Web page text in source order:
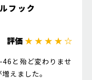
フック
評価★ ★ ★ ★ ☆
と殆ど変わりませ
えました。